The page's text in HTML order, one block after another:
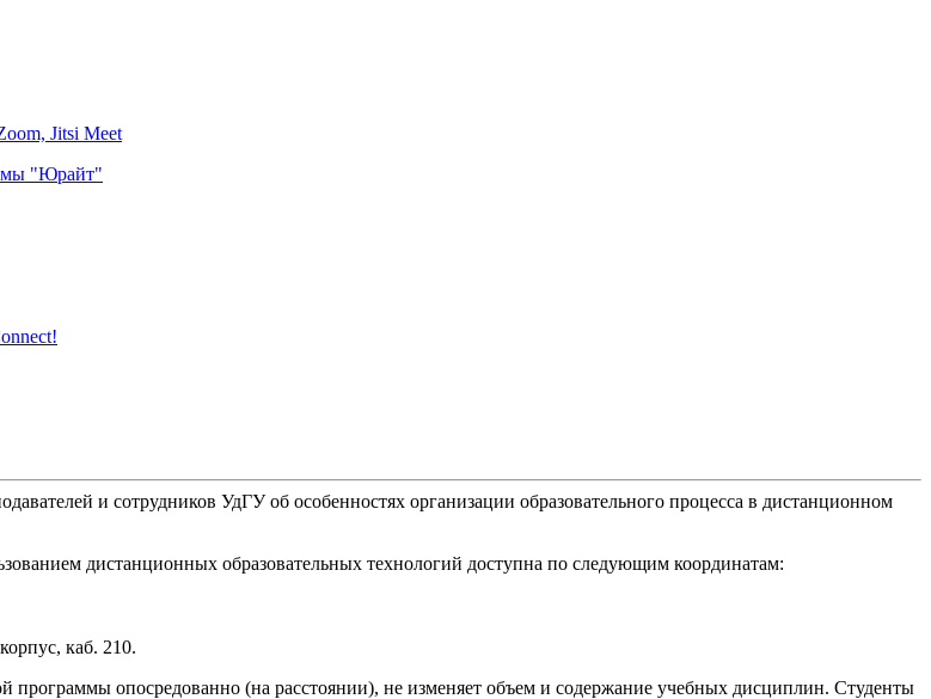
Jitsi Meet
"Юрайт"
и сотрудников УдГУ об особенностях организации образовательного процесса в дистанционном
дистанционных образовательных технологий доступна по следующим координатам:
каб. 210.
программы опосредованно (на расстоянии), не изменяет объем и содержание учебных дисциплин. Студенты